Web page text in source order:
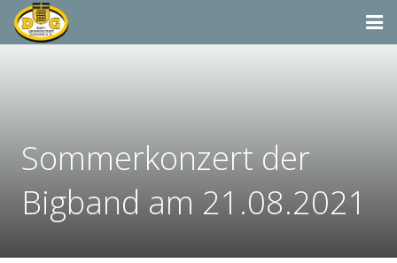
Aktivitäten
Dorfgemeinschaft & Co.
Sommerkonzert der
Bigband am 21.08.2021